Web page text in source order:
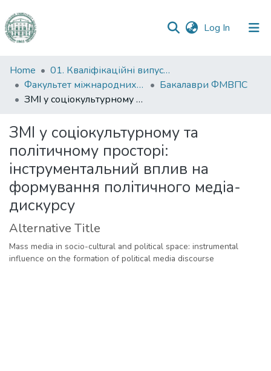
Log In (current)
Communities
&
Collections
Statistics
Home
01. Кваліфікаційні випускні роботи здобувачів вищої освіти
Факультет міжнародних відносин, політології та соціології
Бакалаври ФМВПС
ЗМІ у соціокультурному та політичному просторі: інструментальний вплив на формування політичного медіа-дискурсу
ЗМІ у соціокультурному та
політичному просторі:
інструментальний вплив на
формування політичного медіа-
дискурсу
Alternative Title
Mass media in socio-cultural and political space: instrumental
influence on the formation of political media discourse